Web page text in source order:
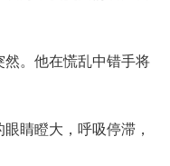
。他在慌乱中错手将
睛瞪大，呼吸停滞，